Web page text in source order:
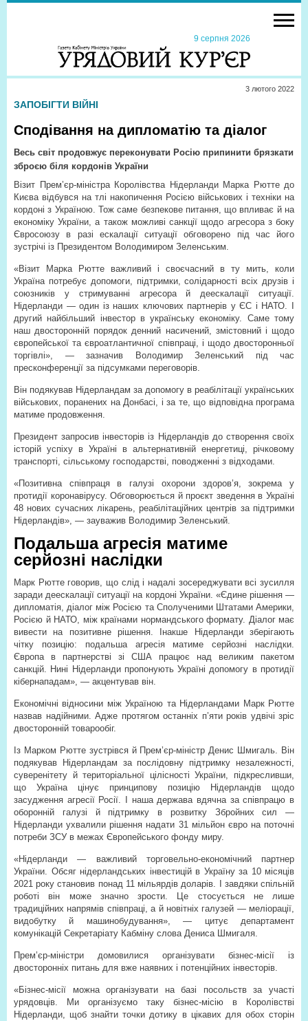
9 серпня 2026
3 лютого 2022
ЗАПОБІГТИ ВІЙНІ
Сподівання на дипломатію та діалог
Весь світ продовжує переконувати Росію припинити брязкати
зброєю біля кордонів України
Візит Прем’єр-міністра Королівства Нідерланди Марка Рютте до
Києва відбувся на тлі накопичення Росією військових і техніки на
кордоні з Україною. Тож саме безпекове питання, що впливає й на
економіку України, а також можливі санкції щодо агресора з боку
Євросоюзу в разі ескалації ситуації обговорено під час його
зустрічі із Президентом Володимиром Зеленським.
«Візит Марка Рютте важливий і своєчасний в ту мить, коли
Україна потребує допомоги, підтримки, солідарності всіх друзів і
союзників у стримуванні агресора й деескалації ситуації.
Нідерланди — один із наших ключових партнерів у ЄС і НАТО. І
другий найбільший інвестор в українську економіку. Саме тому
наш двосторонній порядок денний насичений, змістовний і щодо
європейської та євроатлантичної співпраці, і щодо двосторонньої
торгівлі», — зазначив Володимир Зеленський під час
пресконференції за підсумками переговорів.
Він подякував Нідерландам за допомогу в реабілітації українських
військових, поранених на Донбасі, і за те, що відповідна програма
матиме продовження.
Президент запросив інвесторів із Нідерландів до створення своїх
історій успіху в Україні в альтернативній енергетиці, річковому
транспорті, сільському господарстві, поводженні з відходами.
«Позитивна співпраця в галузі охорони здоров’я, зокрема у
протидії коронавірусу. Обговорюється й проєкт зведення в Україні
48 нових сучасних лікарень, реабілітаційних центрів за підтримки
Нідерландів», — зауважив Володимир Зеленський.
Подальша агресія матиме
серйозні наслідки
Марк Рютте говорив, що слід і надалі зосереджувати всі зусилля
заради деескалації ситуації на кордоні України. «Єдине рішення —
дипломатія, діалог між Росією та Сполученими Штатами Америки,
Росією й НАТО, між країнами нормандського формату. Діалог має
вивести на позитивне рішення. Інакше Нідерланди зберігають
чітку позицію: подальша агресія матиме серйозні наслідки.
Європа в партнерстві зі США працює над великим пакетом
санкцій. Нині Нідерланди пропонують Україні допомогу в протидії
кібернападам», — акцентував він.
Економічні відносини між Україною та Нідерландами Марк Рютте
назвав надійними. Адже протягом останніх п’яти років удвічі зріс
двосторонній товарообіг.
Із Марком Рютте зустрівся й Прем’єр-міністр Денис Шмигаль. Він
подякував Нідерландам за послідовну підтримку незалежності,
суверенітету й територіальної цілісності України, підкресливши,
що Україна цінує принципову позицію Нідерландів щодо
засудження агресії Росії. І наша держава вдячна за співпрацю в
оборонній галузі й підтримку в розвитку Збройних сил —
Нідерланди ухвалили рішення надати 31 мільйон євро на поточні
потреби ЗСУ в межах Європейського фонду миру.
«Нідерланди — важливий торговельно-економічний партнер
України. Обсяг нідерландських інвестицій в Україну за 10 місяців
2021 року становив понад 11 мільярдів доларів. І завдяки спільній
роботі він може значно зрости. Це стосується не лише
традиційних напрямів співпраці, а й новітніх галузей — меліорації,
видобутку й машинобудування», — цитує департамент
комунікацій Секретаріату Кабміну слова Дениса Шмигаля.
Прем’єр-міністри домовилися організувати бізнес-місії із
двосторонніх питань для вже наявних і потенційних інвесторів.
«Бізнес-місії можна організувати на базі посольств за участі
урядовців. Ми організуємо таку бізнес-місію в Королівстві
Нідерланди, щоб знайти точки дотику в цікавих для обох сторін